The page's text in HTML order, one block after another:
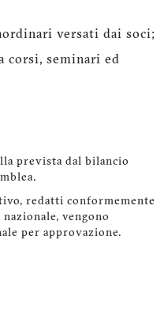
versati dai soci;
corsi, seminari ed
prevista dal bilancio
redatti conformemente
vengono
per approvazione.